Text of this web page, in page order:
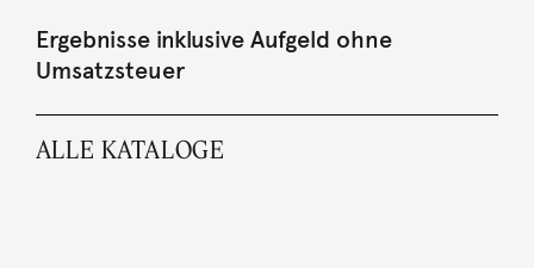
Ergebnisse inklusive Aufgeld ohne
Umsatzsteuer
ALLE KATALOGE